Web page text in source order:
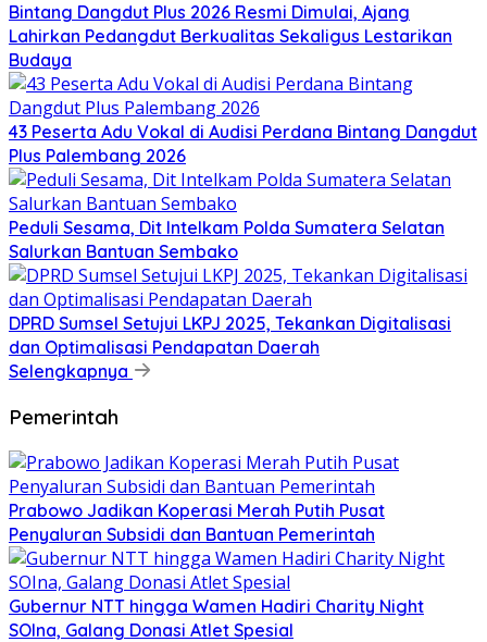
Bintang Dangdut Plus 2026 Resmi Dimulai, Ajang
Lahirkan Pedangdut Berkualitas Sekaligus Lestarikan
Budaya
43 Peserta Adu Vokal di Audisi Perdana Bintang Dangdut
Plus Palembang 2026
Peduli Sesama, Dit Intelkam Polda Sumatera Selatan
Salurkan Bantuan Sembako
DPRD Sumsel Setujui LKPJ 2025, Tekankan Digitalisasi
dan Optimalisasi Pendapatan Daerah
Selengkapnya
Pemerintah
Prabowo Jadikan Koperasi Merah Putih Pusat
Penyaluran Subsidi dan Bantuan Pemerintah
Gubernur NTT hingga Wamen Hadiri Charity Night
SOIna, Galang Donasi Atlet Spesial